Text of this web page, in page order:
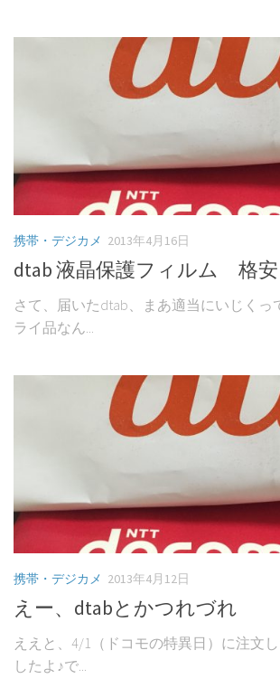
携帯・デジカメ 2013年4月16日
dtab 液晶保護フィルム 格安
さて、届いたdtab、まあ適当にいじくっ
ライ品なん...
携帯・デジカメ 2013年4月12日
えー、dtabとかつれづれ
ええと、4/1（ドコモの特異日）に注文
したよ♪で...